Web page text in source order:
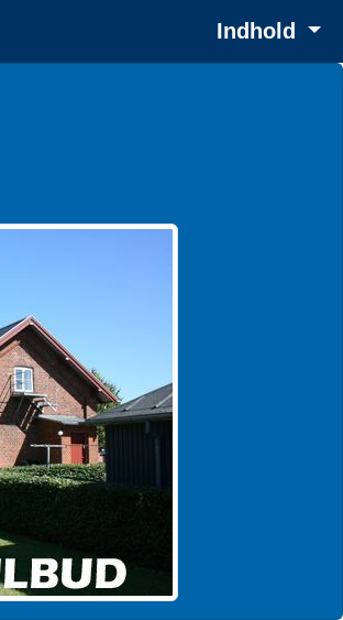
Indhold